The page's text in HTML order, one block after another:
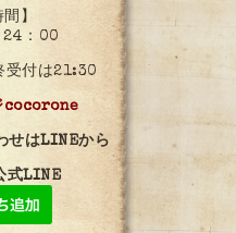
】
：00
受付は21:30
cocorone
せはLINEから
式LINE